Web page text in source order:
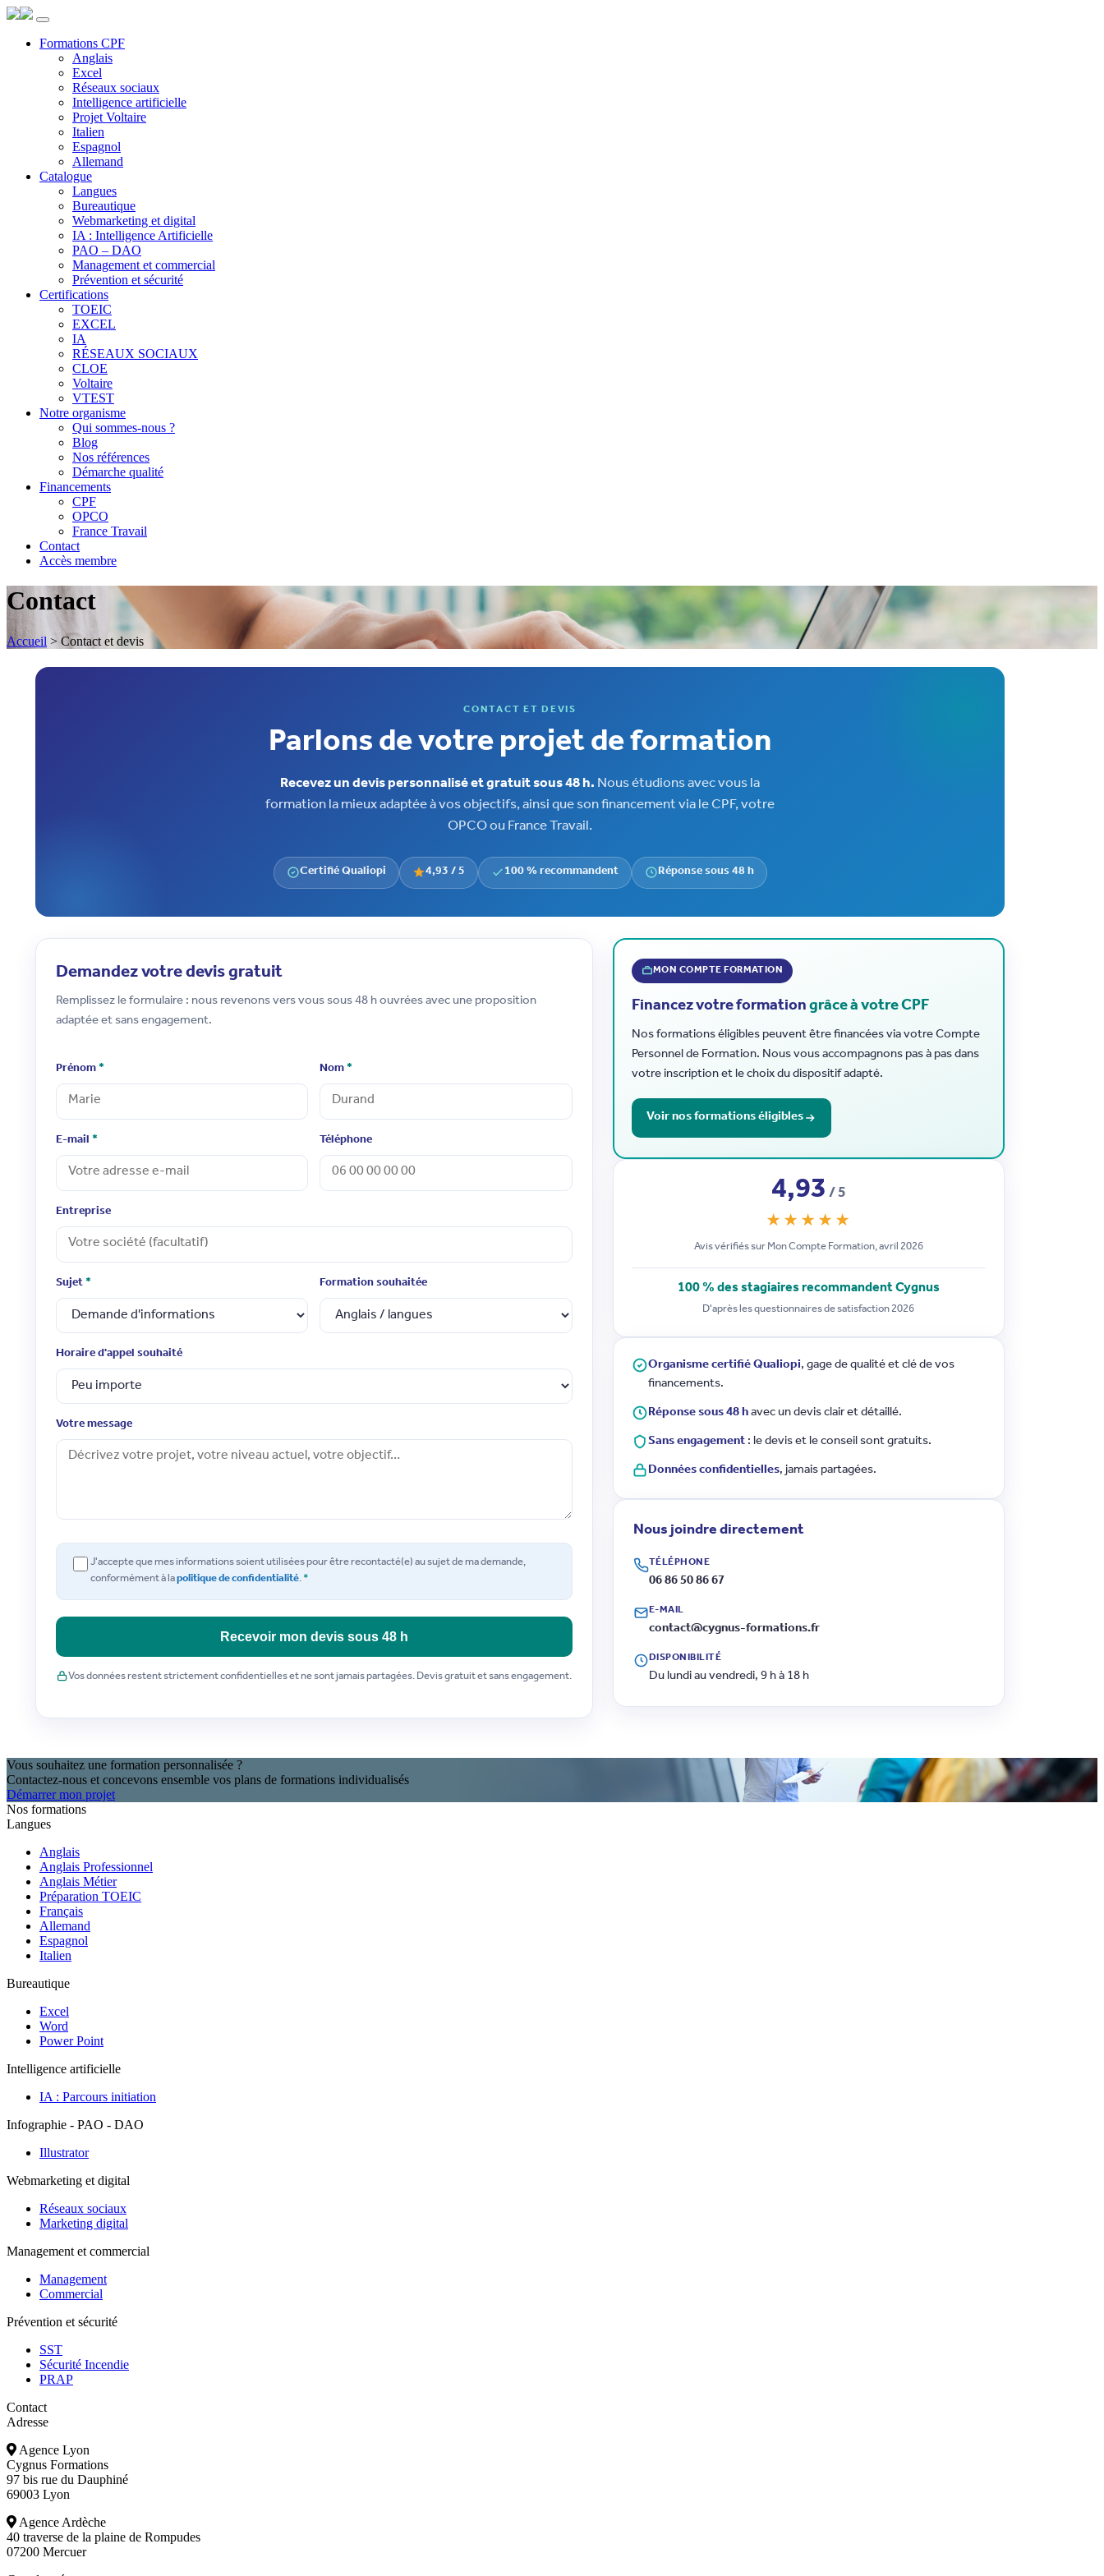
Formations CPF
Anglais
Excel
Réseaux sociaux
Intelligence artificielle
Projet Voltaire
Italien
Espagnol
Allemand
Catalogue
Langues
Bureautique
Webmarketing et digital
IA : Intelligence Artificielle
PAO – DAO
Management et commercial
Prévention et sécurité
Certifications
TOEIC
EXCEL
IA
RÉSEAUX SOCIAUX
CLOE
Voltaire
VTEST
Notre organisme
Qui sommes-nous ?
Blog
Nos références
Démarche qualité
Financements
CPF
OPCO
France Travail
Contact
Accès membre
Contact
Accueil > Contact et devis
CONTACT ET DEVIS
Parlons de votre projet de formation
Recevez un devis personnalisé et gratuit sous 48 h. Nous étudions avec vous la
formation la mieux adaptée à vos objectifs, ainsi que son financement via le CPF, votre
OPCO ou France Travail.
Certifié Qualiopi 4,93 / 5 100 % recommandent Réponse sous 48 h
Demandez votre devis gratuit
Remplissez le formulaire : nous revenons vers vous sous 48 h ouvrées avec une proposition
adaptée et sans engagement.
Prénom * Nom*
E-mail * Téléphone
Entreprise
Sujet * Formation souhaitée
Horaire d'appel souhaité
Votre message
J'accepte que mes informations soient utilisées pour être recontacté(e) au sujet de ma demande,
conformément à lapolitique de confidentialité. *
Recevoir mon devis sous 48 h
Vos données restent strictement confidentielles et ne sont jamais partagées. Devis gratuit et sans engagement.
MON COMPTE FORMATION
Financez votre formationgrâce à votre CPF
Nos formations éligibles peuvent être financées via votre Compte
Personnel de Formation. Nous vous accompagnons pas à pas dans
votre inscription et le choix du dispositif adapté.
Voir nos formations éligibles
4,93 / 5
★★★★★
Avis vérifiés sur Mon Compte Formation, avril 2026
100 % des stagiaires recommandent Cygnus
D'après les questionnaires de satisfaction 2026
Organisme certifié Qualiopi, gage de qualité et clé de vos
financements.
Réponse sous 48 havec un devis clair et détaillé.
Sans engagement: le devis et le conseil sont gratuits.
Données confidentielles, jamais partagées.
Nous joindre directement
TÉLÉPHONE
06 86 50 86 67
E-MAIL
contact@cygnus-formations.fr
DISPONIBILITÉ
Du lundi au vendredi, 9 h à 18 h
Vous souhaitez une formation personnalisée ?
Contactez-nous et concevons ensemble vos plans de formations individualisés
Démarrer mon projet
Nos formations
Langues
Anglais
Anglais Professionnel
Anglais Métier
Préparation TOEIC
Français
Allemand
Espagnol
Italien
Bureautique
Excel
Word
Power Point
Intelligence artificielle
IA : Parcours initiation
Infographie - PAO - DAO
Illustrator
Webmarketing et digital
Réseaux sociaux
Marketing digital
Management et commercial
Management
Commercial
Prévention et sécurité
SST
Sécurité Incendie
PRAP
Contact
Adresse
Agence Lyon
Cygnus Formations
97 bis rue du Dauphiné
69003 Lyon
Agence Ardèche
40 traverse de la plaine de Rompudes
07200 Mercuer
Panneau de gestion des cookies